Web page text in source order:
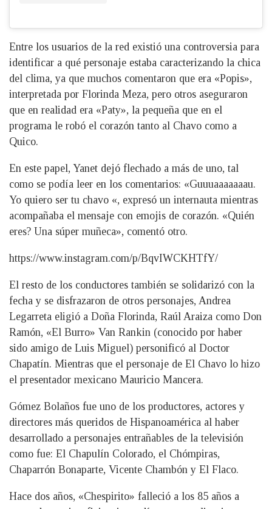
Entre los usuarios de la red existió una controversia para
identificar a qué personaje estaba caracterizando la chica
del clima, ya que muchos comentaron que era «Popis»,
interpretada por Florinda Meza, pero otros aseguraron
que en realidad era «Paty», la pequeña que en el
programa le robó el corazón tanto al Chavo como a
Quico.
En este papel, Yanet dejó flechado a más de uno, tal
como se podía leer en los comentarios: «Guuuaaaaaaau.
Yo quiero ser tu chavo «, expresó un internauta mientras
acompañaba el mensaje con emojis de corazón. «Quién
eres? Una súper muñeca», comentó otro.
https://www.instagram.com/p/BqvIWCKHTfY/
El resto de los conductores también se solidarizó con la
fecha y se disfrazaron de otros personajes, Andrea
Legarreta eligió a Doña Florinda, Raúl Araiza como Don
Ramón, «El Burro» Van Rankin (conocido por haber
sido amigo de Luis Miguel) personificó al Doctor
Chapatín. Mientras que el personaje de El Chavo lo hizo
el presentador mexicano Mauricio Mancera.
Gómez Bolaños fue uno de los productores, actores y
directores más queridos de Hispanoamérica al haber
desarrollado a personajes entrañables de la televisión
como fue: El Chapulín Colorado, el Chómpiras,
Chaparrón Bonaparte, Vicente Chambón y El Flaco.
Hace dos años, «Chespirito» falleció a los 85 años a